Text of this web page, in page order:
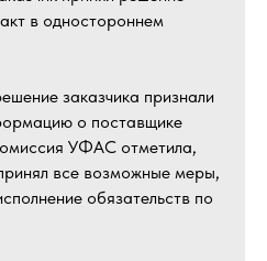
в одностороннем
заказчика признали
о поставщике
УФАС отметила,
все возможные меры,
обязательств по